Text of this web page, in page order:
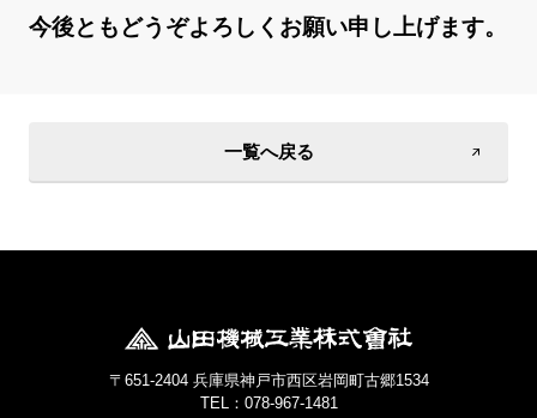
今後ともどうぞよろしくお願い申し上げます。
一覧へ戻る
〒651-2404 兵庫県神戸市西区岩岡町古郷1534
TEL：078-967-1481